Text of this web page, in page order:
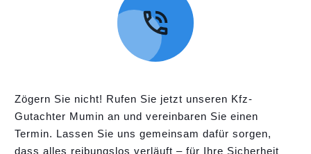
Zögern Sie nicht! Rufen Sie jetzt unseren Kfz-
Gutachter Mumin an und vereinbaren Sie einen
Termin. Lassen Sie uns gemeinsam dafür sorgen,
dass alles reibungslos verläuft – für Ihre Sicherheit